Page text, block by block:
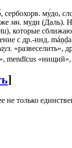
сербохорв. му́до,
мн. му́ди (Даль).
которые
с др.-инд.
«развеселить»,
mendīcus
]
только